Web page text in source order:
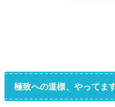
極致への道標、やってま